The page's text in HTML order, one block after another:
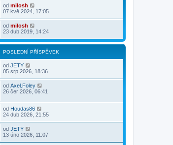
od milosh
07 kvě 2024, 17:05
od milosh
23 dub 2019, 14:24
POSLEDNÍ PŘÍSPĚVEK
od JETY
05 srp 2026, 18:36
od Axel.Foley
26 čer 2026, 06:41
od Houdas86
24 dub 2026, 21:55
od JETY
13 úno 2026, 11:07